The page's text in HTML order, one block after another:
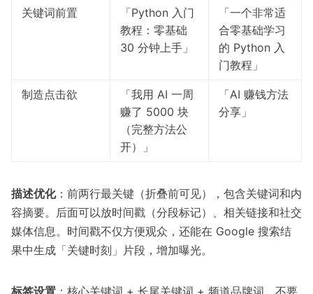
关键词前置
「Python 入门
教程：零基础
30 分钟上手」
「一个非常适
合零基础学习
的 Python 入
门教程」
制造点击欲
「我用 AI 一周
赚了 5000 块
（完整方法公
开）」
「AI 赚钱方法
分享」
描述优化：前两行最关键（折叠前可见），包含关键词和内
容摘要。后面可以放时间戳（分段标记）、相关链接和社交
媒体信息。时间戳不仅方便观众，还能在 Google 搜索结
果中生成「关键时刻」片段，增加曝光。
标签设置 ：核心关键词 + 长尾关键词 + 频道品牌词。不要